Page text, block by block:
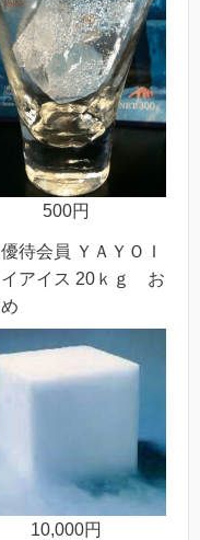
500円
待会員 ＹＡＹＯＩ
イアイス 20ｋｇ お
10,000円